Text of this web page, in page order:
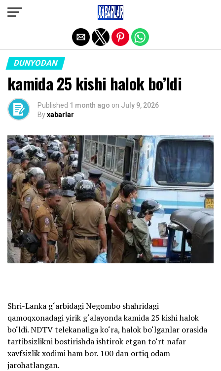
DUNYODAN
kamida 25 kishi halok bo’ldi
Published 1 month ago on July 9, 2026
Byxabarlar
Shri-Lanka g‘arbidagi Negombo shahridagi
qamoqxonadagi yirik g‘alayonda kamida 25 kishi halok
bo‘ldi. NDTV telekanaliga ko‘ra, halok bo‘lganlar orasida
tartibsizlikni bostirishda ishtirok etgan to‘rt nafar
xavfsizlik xodimi ham bor. 100 dan ortiq odam
jarohatlangan.
Exit mobile version